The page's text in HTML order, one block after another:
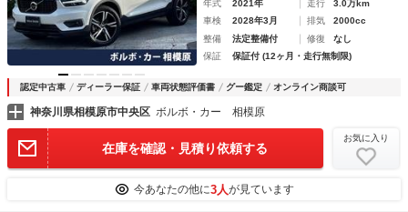
年式 2021年 走行
3.0万km
車検
2028年3月 排気
2000cc
整備
法定整備付 修復
なし
保証
保証付 (12ヶ月・走行無制限)
認定中古車 ディーラー保証 車両状態評価書 グー鑑定 オンライン商談可
神奈川県相模原市中央区 ボルボ・カー 相模原
在庫を確認・見積り依頼する
お気に入り
今あなたの他に3人が見ています